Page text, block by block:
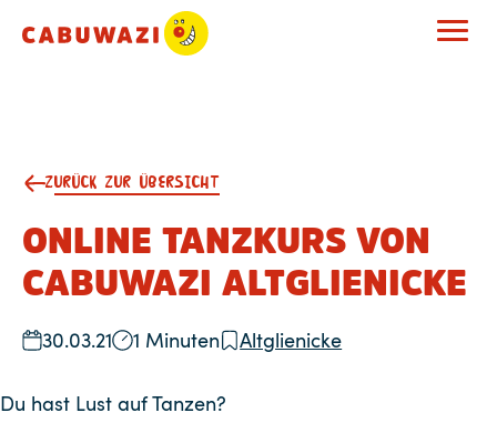
ZURÜCK ZUR ÜBERSICHT
ONLINE TANZKURS VON
CABUWAZI ALTGLIENICKE
30.03.21 1 Minuten Altglienicke
Du hast Lust auf Tanzen?